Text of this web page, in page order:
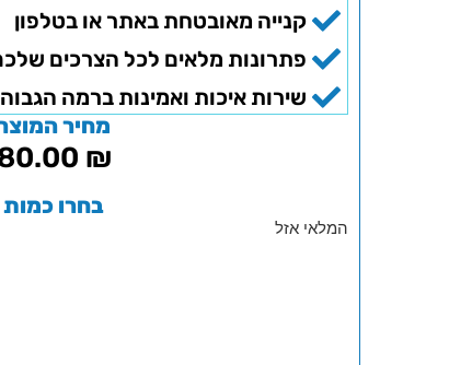
קנייה מאובטחת באתר או בטלפון
פתרונות מלאים לכל הצרכים
שירות איכות ואמינות ברמה
מחיר
₪
בחרו כמות
המלאי אזל